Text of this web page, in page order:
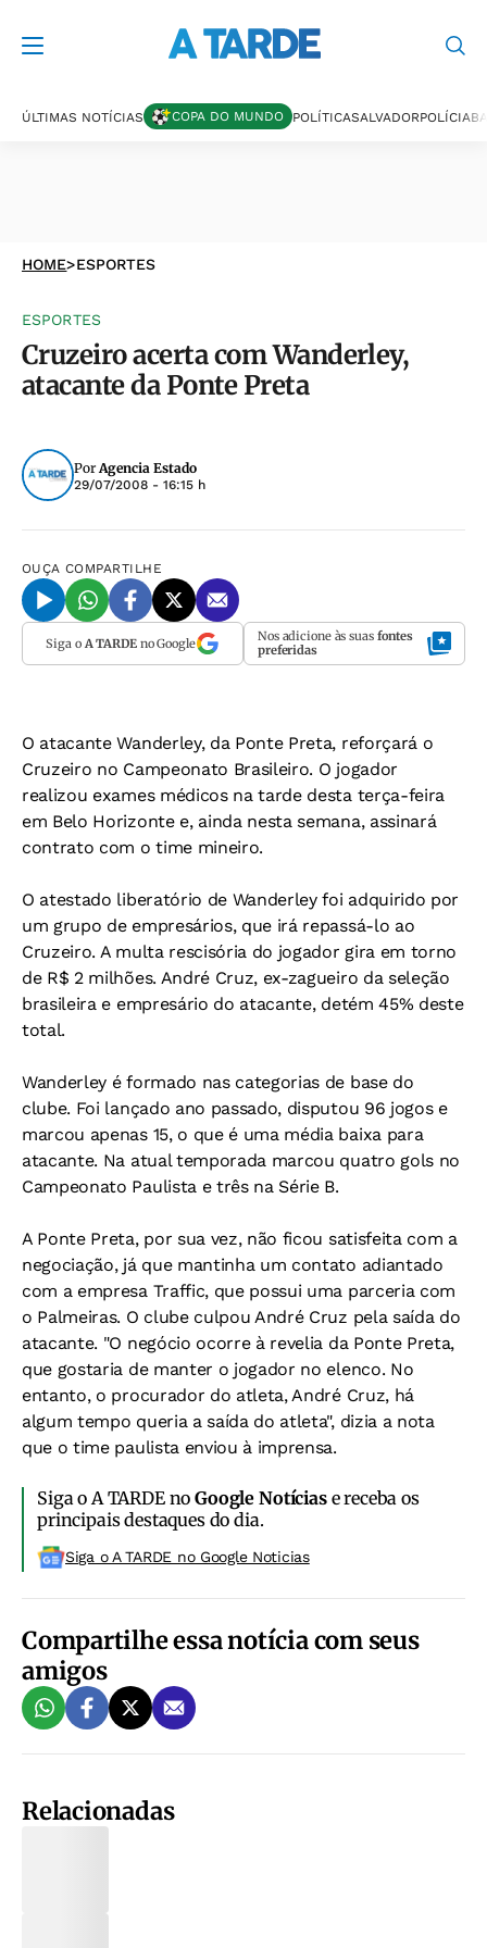
ÚLTIMAS NOTÍCIAS COPA DO MUNDO POLÍTICASALVADORPOLÍCIA
HOME>ESPORTES
ESPORTES
Cruzeiro acerta com Wanderley,
atacante da Ponte Preta
PorAgencia Estado
29/07/2008 - 16:15 h
OUÇA COMPARTILHE
Siga o A TARDEno Google Nos adicione às suas fontes
preferidas
O atacante Wanderley, da Ponte Preta, reforçará o
Cruzeiro no Campeonato Brasileiro. O jogador
realizou exames médicos na tarde desta terça-feira
em Belo Horizonte e, ainda nesta semana, assinará
contrato com o time mineiro.
O atestado liberatório de Wanderley foi adquirido por
um grupo de empresários, que irá repassá-lo ao
Cruzeiro. A multa rescisória do jogador gira em torno
de R$ 2 milhões. André Cruz, ex-zagueiro da seleção
brasileira e empresário do atacante, detém 45% deste
total.
Wanderley é formado nas categorias de base do
clube. Foi lançado ano passado, disputou 96 jogos e
marcou apenas 15, o que é uma média baixa para
atacante. Na atual temporada marcou quatro gols no
Campeonato Paulista e três na Série B.
A Ponte Preta, por sua vez, não ficou satisfeita com a
negociação, já que mantinha um contato adiantado
com a empresa Traffic, que possui uma parceria com
o Palmeiras. O clube culpou André Cruz pela saída do
atacante. "O negócio ocorre à revelia da Ponte Preta,
que gostaria de manter o jogador no elenco. No
entanto, o procurador do atleta, André Cruz, há
algum tempo queria a saída do atleta", dizia a nota
que o time paulista enviou à imprensa.
Siga o A TARDE noGoogle Notíciase receba os
principais destaques do dia.
Siga o A TARDE no Google Noticias
Compartilhe essa notícia com seus
amigos
Relacionadas